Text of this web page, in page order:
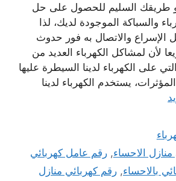
طريقك السليم للحصول على حل
والسباكة الموجودة لديك، لذا
الإسراع والاتصال به فور حدوث
لأن لمشاكل الكهرباء العديد من
على الكهرباء لدينا السيطرة عليها
يستخدم الكهرباء لدينا
الاحساء,رقم عامل كهربائي
بالاحساء, رقم كهربائي منازل